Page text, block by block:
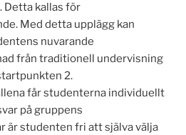
Detta kallas för
Med detta upplägg kan
nuvarande
från traditionell undervisning
2.
får studenterna individuellt
på gruppens
är studenten fri att själva välja